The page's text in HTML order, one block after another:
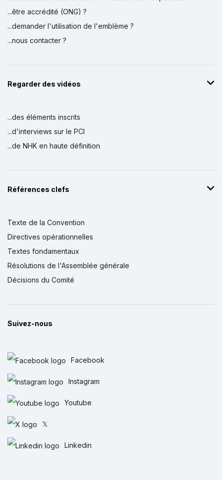
...être accrédité (ONG) ?
...demander l'utilisation de l'emblème ?
...nous contacter ?
Regarder des vidéos
...des éléments inscrits
...d'interviews sur le PCI
...de NHK en haute définition
Références clefs
Texte de la Convention
Directives opérationnelles
Textes fondamentaux
Résolutions de l'Assemblée générale
Décisions du Comité
Suivez-nous
Facebook
Instagram
Youtube
𝕏
Linkedin